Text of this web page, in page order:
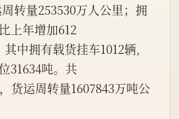
转量253530万人公里；拥
上年增加612
中拥有载货挂车1012辆,
31634吨。共
货运周转量1607843万吨公